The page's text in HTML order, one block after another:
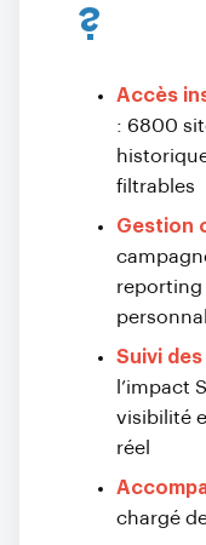
?
Accès
: 6800
filtrables
Gestion
reporting
Suivi
l’impact
visibilité
réel
chargé